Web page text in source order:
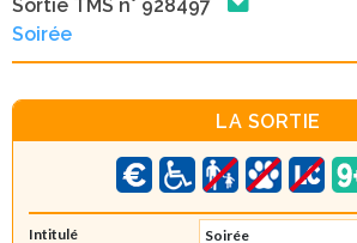
Sortie TMS n° 928497
Soirée
LA SORTIE
Intitulé
Soirée